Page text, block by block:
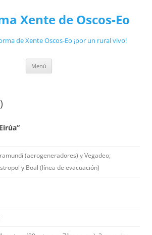
Xente de Oscos-Eo
de Xente Oscos-Eo ¡por un rural vivo!
Menú
(aerogeneradores) y Vegadeo,
y Boal (línea de evacuación)